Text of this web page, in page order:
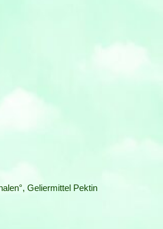
Geliermittel Pektin